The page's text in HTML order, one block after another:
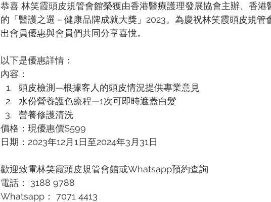
恭喜 林笑霞頭皮規管會館榮獲由香港醫療護理發展協會主辦、香港
的「醫護之選－健康品牌成就大獎」2023。為慶祝林笑霞頭皮規管
出會員優惠與會員們共同分享喜悅。
以下是優惠詳情：
內容：
頭皮檢測—根據客人的頭皮情況提供專業意見
水份營養護色療程—1次可即時遮蓋白髮
營養修護清洗
價格：現優惠價$599
日期：2023年12月1日至2024年3月31日
歡迎致電林笑霞頭皮規管會館或Whatsapp預約查詢
電話： 3188 9788
Whatsapp： 7071 4413